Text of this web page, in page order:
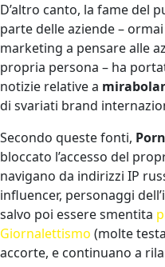
D’altro canto, la fame del
parte delle aziende –
marketing a pensare alle
propria persona – ha
notizie relative a
di svariati brand
Secondo queste fonti,
bloccato l’accesso del
navigano da indirizzi IP
influencer, personaggi
salvo poi essere smentita
Giornalettismo (molte
accorte, e continuano a